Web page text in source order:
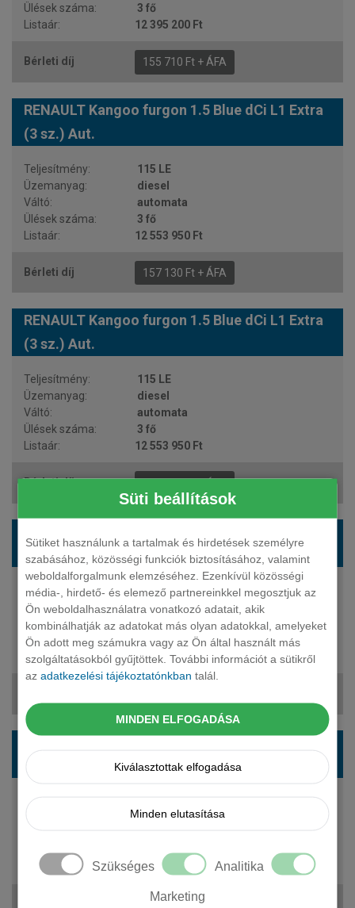
Süti beállítások
Sütiket használunk a tartalmak és hirdetések személyre
szabásához, közösségi funkciók biztosításához, valamint
weboldalforgalmunk elemzéséhez. Ezenkívül közösségi
média-, hirdető- és elemező partnereinkkel megosztjuk az
Ön weboldalhasználatra vonatkozó adatait, akik
kombinálhatják az adatokat más olyan adatokkal, amelyeket
Ön adott meg számukra vagy az Ön által használt más
szolgáltatásokból gyűjtöttek. További információt a sütikről
azadatkezelési tájékoztatónkban talál.
MINDEN ELFOGADÁSA
Kiválasztottak elfogadása
Minden elutasítása
Szükséges Analitika
Marketing
3 fő
12 395 200 Ft
155 710 Ft + ÁFA
RENAULT Kangoo furgon 1.5 Blue dCi L1 Extra
(3 sz.) Aut.
115 LE
diesel
automata
3 fő
12 553 950 Ft
157 130 Ft + ÁFA
RENAULT Kangoo furgon 1.5 Blue dCi L1 Extra
(3 sz.) Aut.
115 LE
diesel
automata
3 fő
12 553 950 Ft
Aut.
115 LE
diesel
automata
2 fő
12 668 250 Ft
RENAULT Kangoo furgon 1.5 Blue dCi L1 Extra
(3 sz.) Aut.
diesel
12 839 700 Ft
159 688 Ft + ÁFA